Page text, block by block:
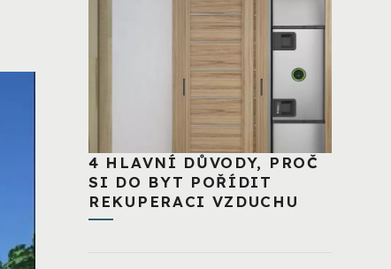
4 HLAVNÍ DŮVODY, PROČ
SI DO BYT POŘÍDIT
REKUPERACI VZDUCHU